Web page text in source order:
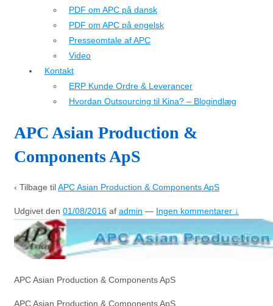
PDF om APC på dansk
PDF om APC på engelsk
Presseomtale af APC
Video
Kontakt
ERP Kunde Ordre & Leverancer
Hvordan Outsourcing til Kina? – Blogindlæg
APC Asian Production &
Components ApS
‹ Tilbage tilAPC Asian Production & Components ApS
Udgivet den 01/08/2016 af admin — Ingen kommentarer ↓
APC Asian Production & Components ApS
APC Asian Production & Components ApS